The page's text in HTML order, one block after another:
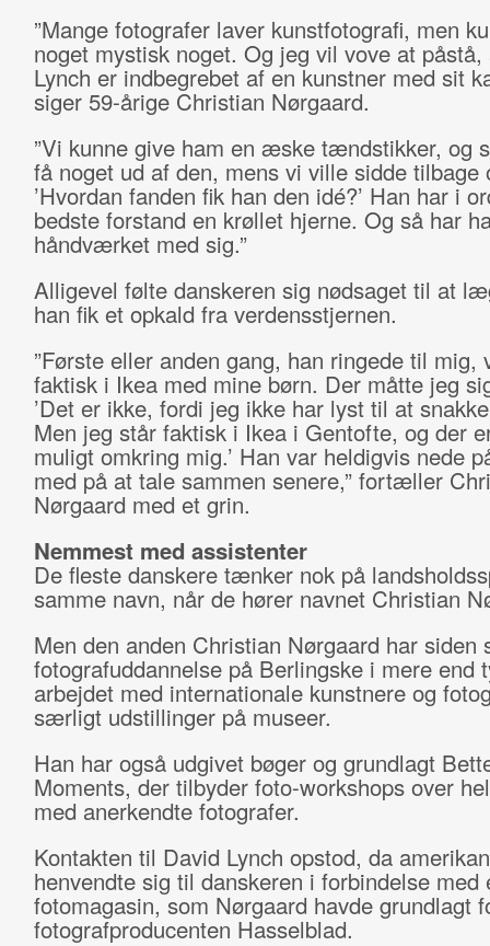
”Mange fotografer laver kunstfotografi, men
noget mystisk noget. Og jeg vil vove at
Lynch er indbegrebet af en kunstner med sit
siger 59-årige Christian Nørgaard.
”Vi kunne give ham en æske tændstikker, og
få noget ud af den, mens vi ville sidde
’Hvordan fanden fik han den idé?’ Han har i
bedste forstand en krøllet hjerne. Og så har
håndværket med sig.”
Alligevel følte danskeren sig nødsaget til at
han fik et opkald fra verdensstjernen.
”Første eller anden gang, han ringede til mig,
faktisk i Ikea med mine børn. Der måtte jeg
’Det er ikke, fordi jeg ikke har lyst til at
Men jeg står faktisk i Ikea i Gentofte, og der
muligt omkring mig.’ Han var heldigvis nede
med på at tale sammen senere,” fortæller
Nørgaard med et grin.
Nemmest med assistenter
De fleste danskere tænker nok på
samme navn, når de hører navnet Christian
Men den anden Christian Nørgaard har siden
fotografuddannelse på Berlingske i mere end
arbejdet med internationale kunstnere og
særligt udstillinger på museer.
Han har også udgivet bøger og grundlagt
Moments, der tilbyder foto-workshops over
med anerkendte fotografer.
Kontakten til David Lynch opstod, da
henvendte sig til danskeren i forbindelse med
fotomagasin, som Nørgaard havde grundlagt
fotografproducenten Hasselblad.